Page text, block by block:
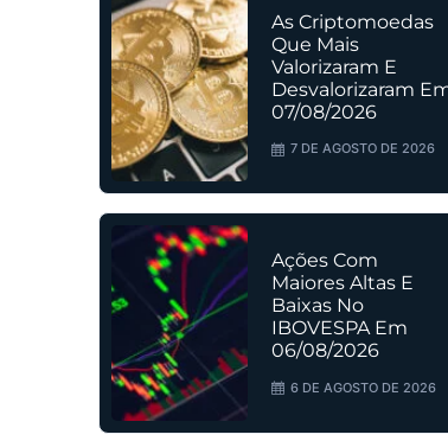
As Criptomoedas
Que Mais
Valorizaram E
Desvalorizaram
07/08/2026
7 DE AGOSTO DE 2026
Ações Com
Maiores Altas E
Baixas No
IBOVESPA Em
06/08/2026
6 DE AGOSTO DE 2026